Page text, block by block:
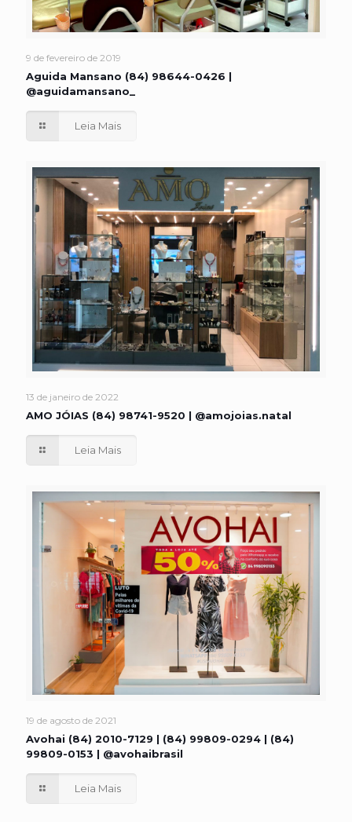
9 de fevereiro de 2019
Aguida Mansano (84) 98644-0426 |
@aguidamansano_
Leia Mais
13 de janeiro de 2022
AMO JÓIAS (84) 98741-9520 | @amojoias.natal
Leia Mais
19 de agosto de 2021
Avohai (84) 2010-7129 | (84) 99809-0294 | (84)
99809-0153 | @avohaibrasil
Leia Mais